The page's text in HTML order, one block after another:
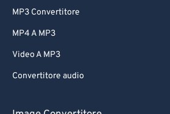
MP3 Convertitore
MP4 A MP3
Video A MP3
Convertitore audio